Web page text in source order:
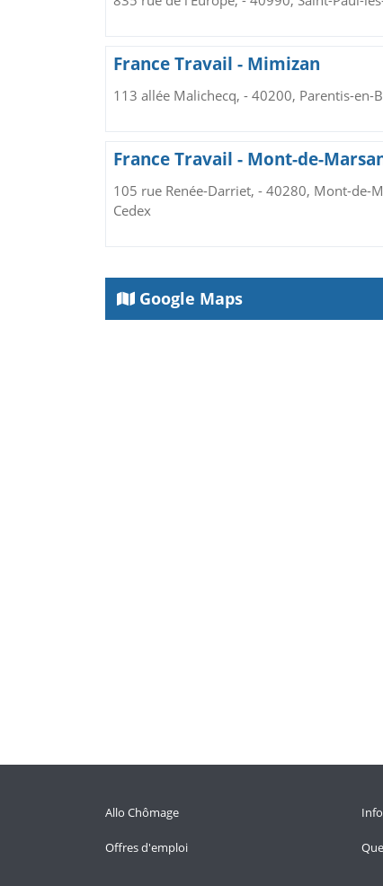
France Travail - Mimizan
113 allée Malichecq, - 40200, Parentis-en-
France Travail - Mont-de-
105 rue Renée-Darriet, - 40280, Mont-de-
Cedex
Google Maps
Allo Chômage
Offres d'emploi